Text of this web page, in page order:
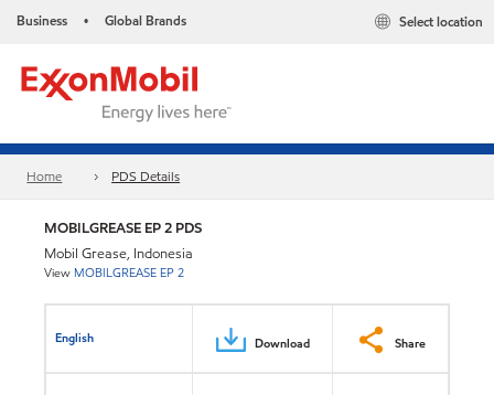
Business • Global Brands Select location
Home PDS Details
MOBILGREASE EP 2 PDS
Mobil Grease, Indonesia
View MOBILGREASE EP 2
English Download Share